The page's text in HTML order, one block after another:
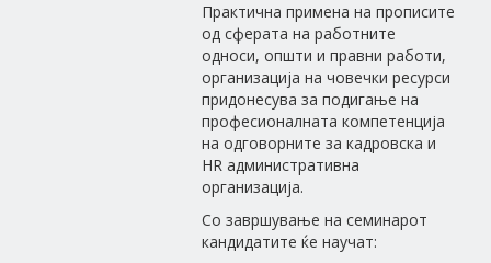
Практична примена на прописите
од сферата на работните
односи, општи и правни работи,
организација на човечки ресурси
придонесува за подигање на
професионалната компетенција
на одговорните за кадровска и
HR административна
организација.
Со завршување на семинарот
кандидатите ќе научат: